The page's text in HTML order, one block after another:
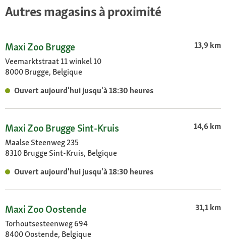
Fun, Lara, Versele-Laga, Sera, Vadigran, Hill’s, JBL, Juwel, Laroy,
Tetra, Friskies, Gourmet, Purina One, ProPlan, Royal Canin,
Selective, Pet-Joy, Vitakraft, Take Care, Flexi, Furminator,
GimCat, Kitty’s Cuisine, Litter Locker, MORE FOR, Moments,
MultiFit, Naturally Good, Pet Balance, Pharma.Pet, PREMIERE,
My Family, Quiko, Real Nature, Select Gold, Simple Solution,
Sure Flap, Whimzees
Autres magasins à proximité
Maxi Zoo Brugge
13,9 km
Veemarktstraat 11 winkel 10
8000 Brugge, Belgique
Ouvert aujourd'hui jusqu'à 18:30 heures
Maxi Zoo Brugge Sint-Kruis
14,6 km
Maalse Steenweg 235
8310 Brugge Sint-Kruis, Belgique
Ouvert aujourd'hui jusqu'à 18:30 heures
Maxi Zoo Oostende
31,1 km
Torhoutsesteenweg 694
8400 Oostende, Belgique